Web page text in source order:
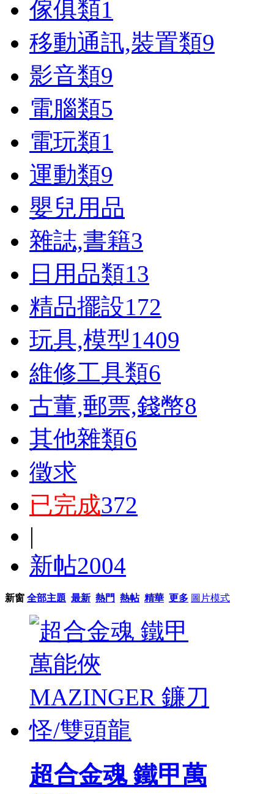
傢俱類1
移動通訊,裝置類9
影音類9
電腦類5
電玩類1
運動類9
嬰兒用品
雜誌,書籍3
日用品類13
精品擺設172
玩具,模型1409
維修工具類6
古董,郵票,錢幣8
其他雜類6
徵求
已完成372
|
新帖2004
新窗 全部主題 最新 熱門 熱帖 精華 更多 圖片模式
超合金魂 鐵甲萬